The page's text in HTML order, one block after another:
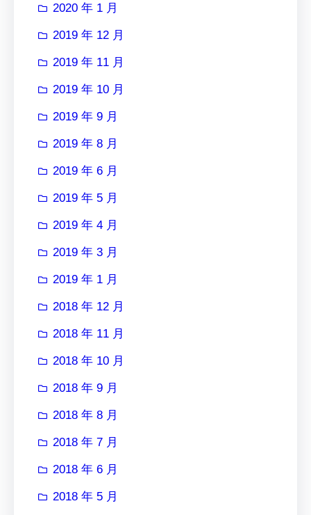
2020 年 1 月
2019 年 12 月
2019 年 11 月
2019 年 10 月
2019 年 9 月
2019 年 8 月
2019 年 6 月
2019 年 5 月
2019 年 4 月
2019 年 3 月
2019 年 1 月
2018 年 12 月
2018 年 11 月
2018 年 10 月
2018 年 9 月
2018 年 8 月
2018 年 7 月
2018 年 6 月
2018 年 5 月